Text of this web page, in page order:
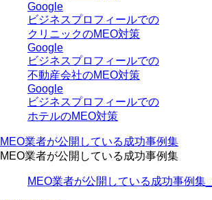
Google
ビジネスプロフィールでの
クリニックのMEO対策
Google
ビジネスプロフィールでの
不動産会社のMEO対策
Google
ビジネスプロフィールでの
ホテルのMEO対策
MEO業者が公開している成功事例集
MEO業者が公開している成功事例集
MEO業者が公開している成功事例集